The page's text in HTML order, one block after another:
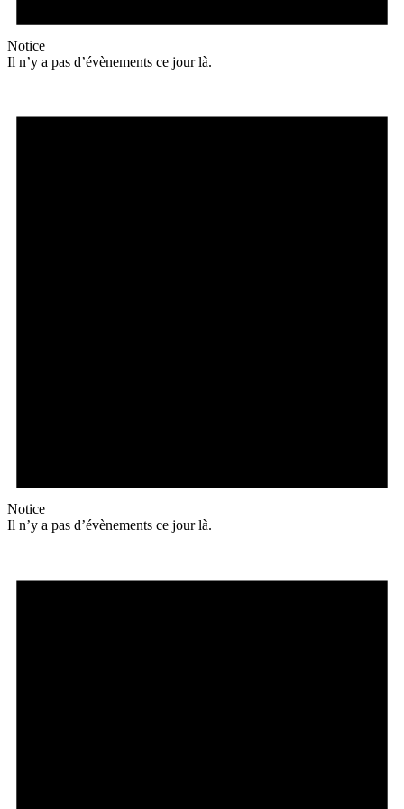
Notice
Il n’y a pas d’évènements ce jour là.
Notice
Il n’y a pas d’évènements ce jour là.